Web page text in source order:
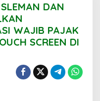
DAN
WAJIB PAJAK
SCREEN DI